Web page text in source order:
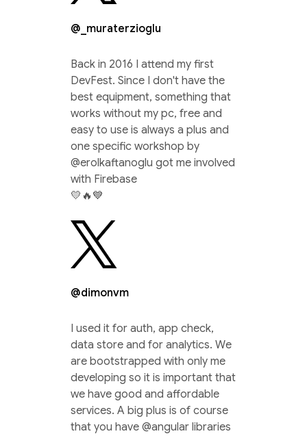
@_muraterzioglu
Back in 2016 I attend my first
DevFest. Since I don't have the
best equipment, something that
works without my pc, free and
easy to use is always a plus and
one specific workshop by
@erolkaftanoglu got me involved
with Firebase
💛🔥💙
@dimonvm
I used it for auth, app check,
data store and for analytics. We
are bootstrapped with only me
developing so it is important that
we have good and affordable
services. A big plus is of course
that you have @angular libraries